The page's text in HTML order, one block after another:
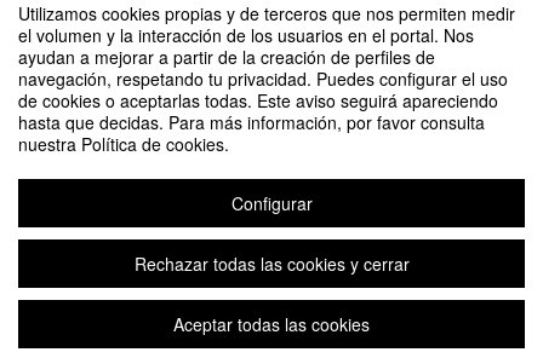
Utilizamos cookies propias y de terceros que nos permiten medir
el volumen y la interacción de los usuarios en el portal. Nos
ayudan a mejorar a partir de la creación de perfiles de
navegación, respetando tu privacidad. Puedes configurar el uso
de cookies o aceptarlas todas. Este aviso seguirá apareciendo
hasta que decidas. Para más información, por favor consulta
nuestra Política de cookies.
Configurar
Rechazar todas las cookies y cerrar
Aceptar todas las cookies
Difunde tu evento poniendo el siguiente código en tu sitio
Cursos de conversación presenciales y online - Inglés
Organizado por Centro de Lenguas UPM
Plataforma de organización de eventos Symposium
Copyright © 2026